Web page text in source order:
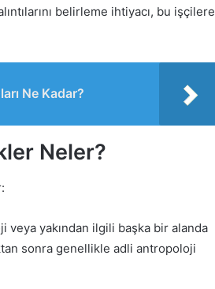
belirleme ihtiyacı, bu işçilere
Ne Kadar?
Neler?
yakından ilgili başka bir alanda
sonra genellikle adli antropoloji